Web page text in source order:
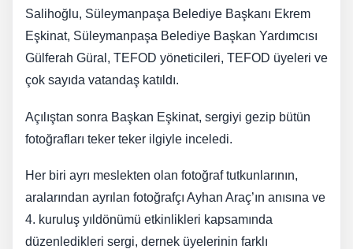
Salihoğlu, Süleymanpaşa Belediye Başkanı Ekrem
Eşkinat, Süleymanpaşa Belediye Başkan Yardımcısı
Gülferah Güral, TEFOD yöneticileri, TEFOD üyeleri ve
çok sayıda vatandaş katıldı.
Açılıştan sonra Başkan Eşkinat, sergiyi gezip bütün
fotoğrafları teker teker ilgiyle inceledi.
Her biri ayrı meslekten olan fotoğraf tutkunlarının,
aralarından ayrılan fotoğrafçı Ayhan Araç’ın anısına ve
4. kuruluş yıldönümü etkinlikleri kapsamında
düzenledikleri sergi, dernek üyelerinin farklı